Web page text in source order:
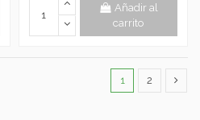
Añadir al
carrito
1 2